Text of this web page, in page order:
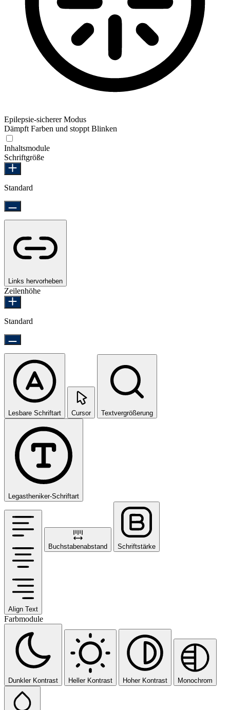
Epilepsie-sicherer Modus
Dämpft Farben und stoppt Blinken
Inhaltsmodule
Schriftgröße
Standard
Links hervorheben
Zeilenhöhe
Standard
Lesbare Schriftart Cursor Textvergrößerung
Legastheniker-Schriftart
Align Text
Buchstabenabstand Schriftstärke
Farbmodule
Dunkler Kontrast Heller Kontrast Hoher Kontrast Monochrom